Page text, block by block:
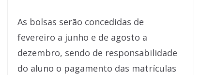
As bolsas serão concedidas de
fevereiro a junho e de agosto a
dezembro, sendo de responsabilidade
do aluno o pagamento das matrículas